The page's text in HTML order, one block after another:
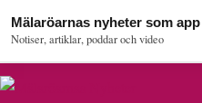
Mälaröarnas nyheter som app
Notiser, artiklar, poddar och video